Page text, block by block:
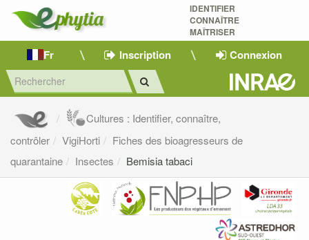
IDENTIFIER
CONNAÎTRE
MAÎTRISER
Fr Inscription Connexion
Cultures : Identifier, connaître,
contrôler
VigiHorti
Fiches des bioagresseurs de
quarantaine
Insectes Bemisia tabaci